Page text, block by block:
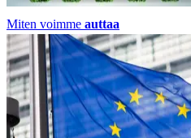
Miten voimme auttaa